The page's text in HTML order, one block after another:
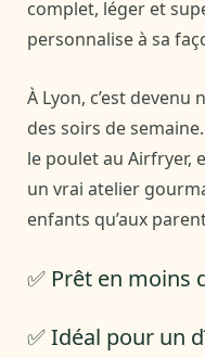
complet, léger et
personnalise à sa
À Lyon, c’est
des soirs de
le poulet au Airfryer,
un vrai atelier
enfants qu’aux
✅ Prêt en moins
✅ Idéal pour un